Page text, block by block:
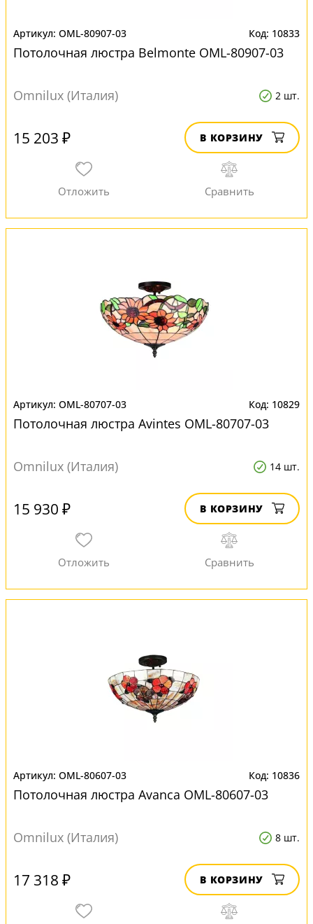
OML-80907-03 10833
Потолочная люстра Belmonte OML-80907-03
Omnilux (Италия) 2 шт.
15 203 ₽ В КОРЗИНУ
OML-80707-03 10829
Потолочная люстра Avintes OML-80707-03
Omnilux (Италия) 14 шт.
15 930 ₽ В КОРЗИНУ
OML-80607-03 10836
Потолочная люстра Avanca OML-80607-03
Omnilux (Италия) 8 шт.
17 318 ₽ В КОРЗИНУ